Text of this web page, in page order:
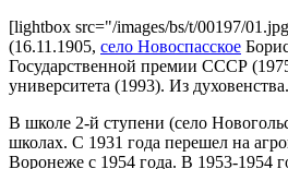
[lightbox src="/images/bs/t/00197/
(16.11.1905, село Новоспасское
Государственной премии СССР
университета (1993). Из духовенства.
В школе 2-й ступени (село
школах. С 1931 года перешел на
Воронеже с 1954 года. В 1953-1954